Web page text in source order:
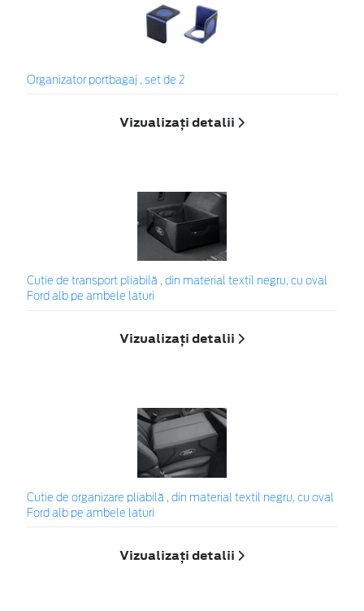
Organizator portbagaj , set de 2
Vizualizați detalii
Cutie de transport pliabilă , din material textil negru, cu oval
Ford alb pe ambele laturi
Vizualizați detalii
Cutie de organizare pliabilă , din material textil negru, cu oval
Ford alb pe ambele laturi
Vizualizați detalii